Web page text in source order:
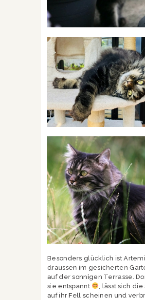
Besonders glücklich ist
draussen im gesicherten
auf der sonnigen Terrasse.
sie entspannt
, lässt sich
auf ihr Fell scheinen und